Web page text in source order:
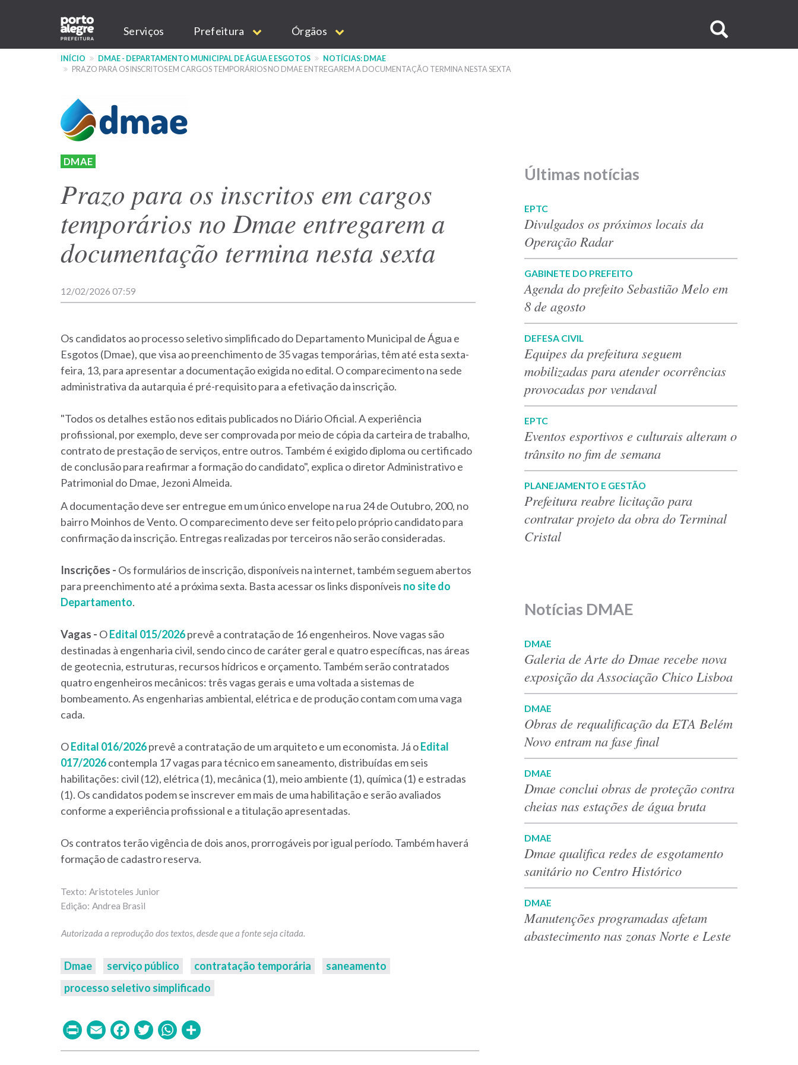
conteúdo
Main
navigation
Serviços Prefeitura Órgãos
no
INÍCIO DMAE - DEPARTAMENTO MUNICIPAL DE ÁGUA E ESGOTOS
NOTÍCIAS: DMAE
PRAZO PARA OS INSCRITOS EM CARGOS TEMPORÁRIOS NO DMAE ENTREGAREM A DOCUMENTAÇÃO TERMINA NESTA SEXTA
DMAE
Prazo para os inscritos em cargos
temporários no Dmae entregarem a
documentação termina nesta sexta
12/02/2026 07:59
Os candidatos ao processo seletivo simplificado do Departamento Municipal de Água e
Esgotos (Dmae), que visa ao preenchimento de 35 vagas temporárias, têm até esta sexta-
feira, 13, para apresentar a documentação exigida no edital. O comparecimento na sede
administrativa da autarquia é pré-requisito para a efetivação da inscrição.
"Todos os detalhes estão nos editais publicados no Diário Oficial. A experiência
profissional, por exemplo, deve ser comprovada por meio de cópia da carteira de trabalho,
contrato de prestação de serviços, entre outros. Também é exigido diploma ou certificado
de conclusão para reafirmar a formação do candidato", explica o diretor Administrativo e
Patrimonial do Dmae, Jezoni Almeida.
A documentação deve ser entregue em um único envelope na rua 24 de Outubro, 200, no
bairro Moinhos de Vento. O comparecimento deve ser feito pelo próprio candidato para
confirmação da inscrição. Entregas realizadas por terceiros não serão consideradas.
Inscrições - Os formulários de inscrição, disponíveis na internet, também seguem abertos
para preenchimento até a próxima sexta. Basta acessar os links disponíveis no site do
Departamento.
Vagas - OEdital 015/2026prevê a contratação de 16 engenheiros. Nove vagas são
destinadas à engenharia civil, sendo cinco de caráter geral e quatro específicas, nas áreas
de geotecnia, estruturas, recursos hídricos e orçamento. Também serão contratados
quatro engenheiros mecânicos: três vagas gerais e uma voltada a sistemas de
bombeamento. As engenharias ambiental, elétrica e de produção contam com uma vaga
cada.
OEdital 016/2026prevê a contratação de um arquiteto e um economista. Já oEdital
017/2026contempla 17 vagas para técnico em saneamento, distribuídas em seis
habilitações: civil (12), elétrica (1), mecânica (1), meio ambiente (1), química (1) e estradas
(1). Os candidatos podem se inscrever em mais de uma habilitação e serão avaliados
conforme a experiência profissional e a titulação apresentadas.
Os contratos terão vigência de dois anos, prorrogáveis por igual período. Também haverá
formação de cadastro reserva.
Aristoteles Junior
Andrea Brasil
Dmae serviço público contratação temporária
saneamento
processo seletivo simplificado
PrintEmailFacebook
TwitterWhatsApp
Últimas notícias
EPTC
Divulgados os próximos locais da
Operação Radar
GABINETE DO PREFEITO
Agenda do prefeito Sebastião Melo em
8 de agosto
DEFESA CIVIL
Equipes da prefeitura seguem
mobilizadas para atender ocorrências
provocadas por vendaval
EPTC
Eventos esportivos e culturais alteram o
trânsito no fim de semana
PLANEJAMENTO E GESTÃO
Prefeitura reabre licitação para
contratar projeto da obra do Terminal
Cristal
Notícias DMAE
DMAE
Galeria de Arte do Dmae recebe nova
exposição da Associação Chico Lisboa
DMAE
Obras de requalificação da ETA Belém
Novo entram na fase final
DMAE
Dmae conclui obras de proteção contra
cheias nas estações de água bruta
DMAE
Dmae qualifica redes de esgotamento
sanitário no Centro Histórico
DMAE
Manutenções programadas afetam
abastecimento nas zonas Norte e Leste